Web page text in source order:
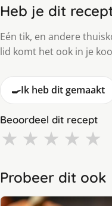
Heb je dit
Eén tik, en andere
lid komt het ook in je
🍳Ik heb dit gemaakt
Beoordeel dit recept
★ ★ ★ ★ ★
Probeer dit ook